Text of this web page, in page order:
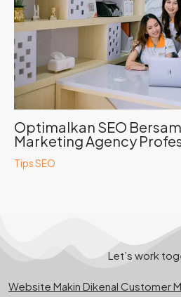
Optimalkan SEO
Marketing Agency
Tips SEO
Let’s work
Website Makin Dikenal Customer